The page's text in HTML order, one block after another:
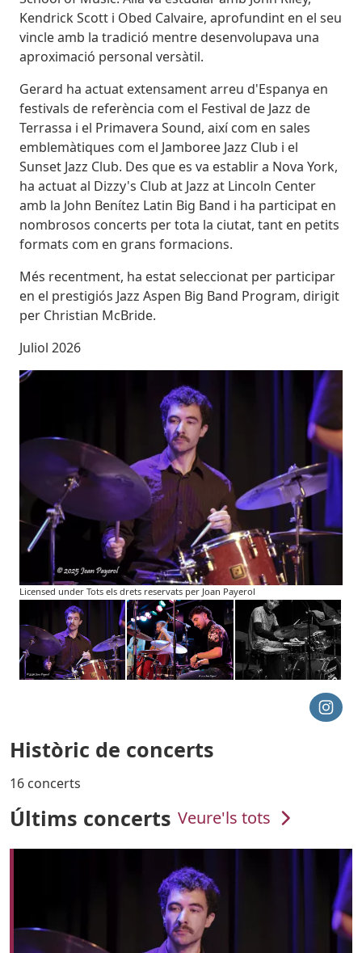
Kendrick Scott i Obed Calvaire, aprofundint en el seu
vincle amb la tradició mentre desenvolupava una
aproximació personal versàtil.
Gerard ha actuat extensament arreu d'Espanya en
festivals de referència com el Festival de Jazz de
Terrassa i el Primavera Sound, així com en sales
emblemàtiques com el Jamboree Jazz Club i el
Sunset Jazz Club. Des que es va establir a Nova York,
ha actuat al Dizzy's Club at Jazz at Lincoln Center
amb la John Benítez Latin Big Band i ha participat en
nombrosos concerts per tota la ciutat, tant en petits
formats com en grans formacions.
Més recentment, ha estat seleccionat per participar
en el prestigiós Jazz Aspen Big Band Program, dirigit
per Christian McBride.
Juliol 2026
Imatges
Image
Licensed under Tots els drets reservats per Joan Payerol
Històric de concerts
16 concerts
Últims concerts Veure'ls tots